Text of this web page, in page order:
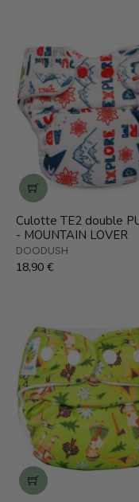
Culotte TE2 double
- MOUNTAIN LOVER
DOODUSH
18,90 €